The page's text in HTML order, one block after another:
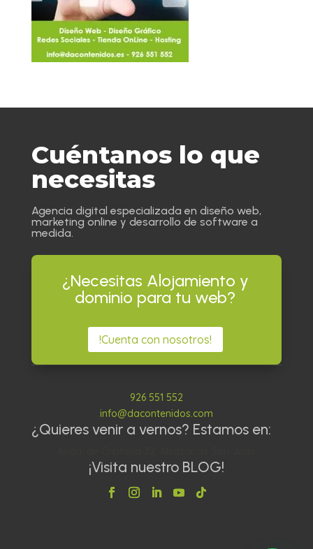
Cuéntanos lo que
necesitas
Agencia digital especializada en diseño web,
marketing online y desarrollo de software a
medida.
¿Necesitas Alojamiento y
dominio para tu web?
!Cuenta con nosotros!
926 551 552
info@dacontenidos.com
¿Quieres venir a vernos? Estamos en:
¡Visita nuestro BLOG!